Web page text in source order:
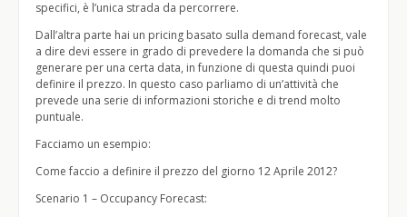
specifici, è l’unica strada da percorrere.
Dall’altra parte hai un pricing basato sulla demand forecast, vale
a dire devi essere in grado di prevedere la domanda che si può
generare per una certa data, in funzione di questa quindi puoi
definire il prezzo. In questo caso parliamo di un’attività che
prevede una serie di informazioni storiche e di trend molto
puntuale.
Facciamo un esempio:
Come faccio a definire il prezzo del giorno 12 Aprile 2012?
Scenario 1 – Occupancy Forecast: